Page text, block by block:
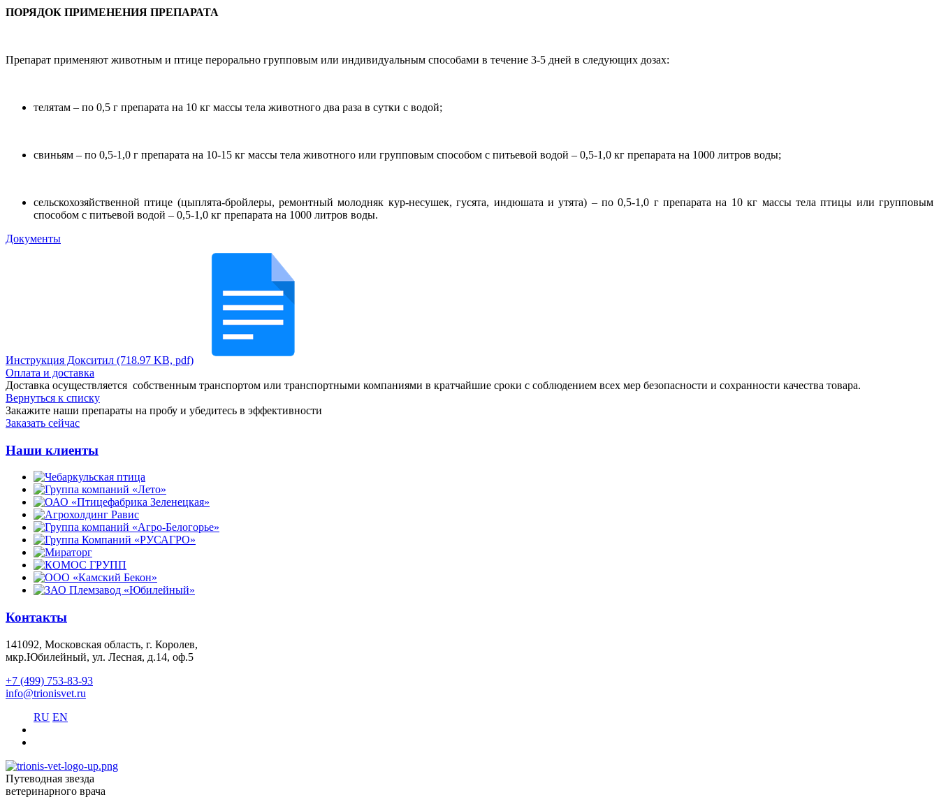
ПОРЯДОК ПРИМЕНЕНИЯ ПРЕПАРАТА
Препарат применяют животным и птице перорально групповым или индивидуальным способами в течение 3-5 дней в следующих дозах:
телятам – по 0,5 г препарата на 10 кг массы тела животного два раза в сутки с водой;
свиньям – по 0,5-1,0 г препарата на 10-15 кг массы тела животного или групповым способом с питьевой водой – 0,5-1,0 кг препарата на 1000 литров воды;
сельскохозяйственной птице (цыплята-бройлеры, ремонтный молодняк кур-несушек, гусята, индюшата и утята) – по 0,5-1,0 г препарата на 10 кг массы тела птицы или групповым
способом с питьевой водой – 0,5-1,0 кг препарата на 1000 литров воды.
Документы
Инструкция Докситил (718.97 KB, pdf)
Оплата и доставка
Доставка осуществляется собственным транспортом или транспортными компаниями в кратчайшие сроки с соблюдением всех мер безопасности и сохранности качества товара.
Вернуться к списку
Закажите наши препараты на пробу и убедитесь в эффективности
Заказать сейчас
Наши клиенты
Контакты
141092, Московская область, г. Королев,
мкр.Юбилейный, ул. Лесная, д.14, оф.5
+7 (499) 753-83-93
info@trionisvet.ru
RU EN
Путеводная звезда
ветеринарного врача